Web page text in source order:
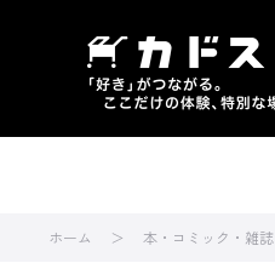
ホーム 本・コミック・雑誌